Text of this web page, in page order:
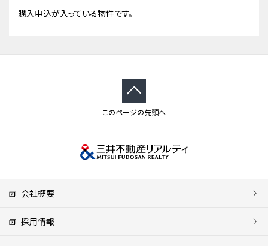
購入申込が入っている物件です。
このページの先頭へ
会社概要
採用情報